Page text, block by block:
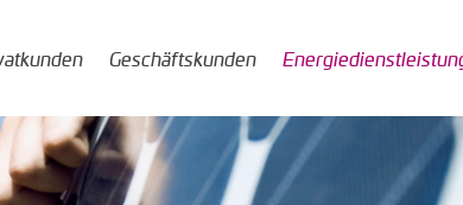
Geschäftskunden